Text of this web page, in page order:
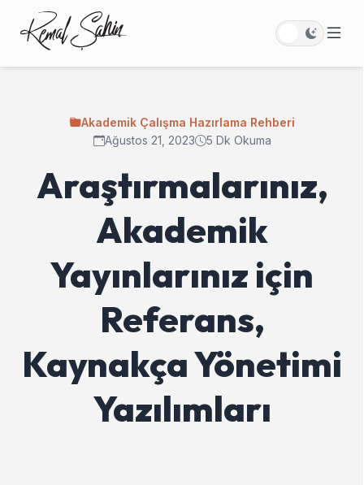
Akademik Çalışma Hazırlama Rehberi
Ağustos 21, 2023
5 Dk Okuma
Araştırmalarınız,
Akademik
Yayınlarınız için
Referans,
Kaynakça Yönetimi
Yazılımları